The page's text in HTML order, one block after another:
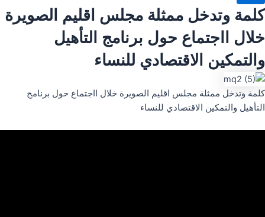
كلمة وتدخل ممثلة مجلس اقليم الصويرة
خلال ااجتماع حول برنامج التأهيل
والتمكين الاقتصادي للنساء
كلمة وتدخل ممثلة مجلس اقليم الصويرة خلال ااجتماع حول برنامج
التأهيل والتمكين الاقتصادي للنساء